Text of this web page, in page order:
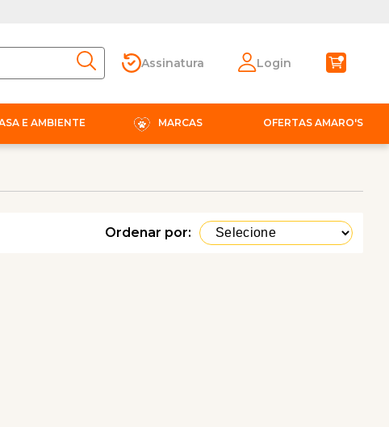
Assinatura Login
E AMBIENTE MARCAS OFERTAS AMARO'S
Ordenar por: